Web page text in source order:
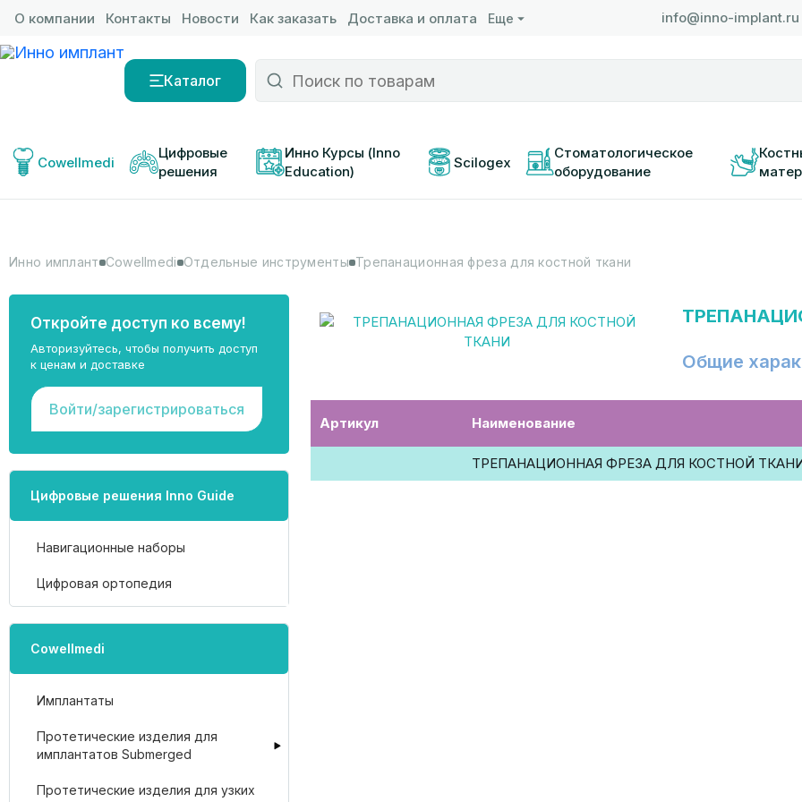
О компании Контакты Новости Как заказать Доставка и оплата Еще info@inno-implant.ru
Каталог
Cowellmedi
Цифровые
решения
Инно Курсы (Inno
Education)
Scilogex
Стоматологическое
оборудование
Инно имплант Cowellmedi Отдельные инструменты Трепанационная фреза для костной ткани
Откройте доступ ко всему!
Авторизуйтесь, чтобы получить доступ
к ценам и доставке
Войти/зарегистрироваться
Цифровые решения Inno Guide
Навигационные наборы
Цифровая ортопедия
Cowellmedi
Имплантаты
Протетические изделия для
имплантатов Submerged
Протетические изделия для узких
Общие
Артикул Наименование
ТРЕПАНАЦИОННАЯ ФРЕЗА ДЛЯ КОСТНОЙ